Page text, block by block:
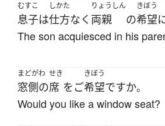
むすこ
息子は
しかた
仕方なく
りょうしん
両親 の
きぼう
希望
The son acquiesced in his
まどがわ
窓側の
せき
席 をご
きぼう
希望ですか。
Would you like a window seat?